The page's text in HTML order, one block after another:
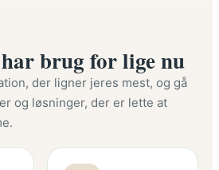
brug for lige nu
der ligner jeres mest, og gå
og løsninger, der er lette at